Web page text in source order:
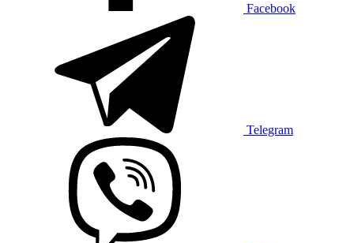
Facebook
Telegram